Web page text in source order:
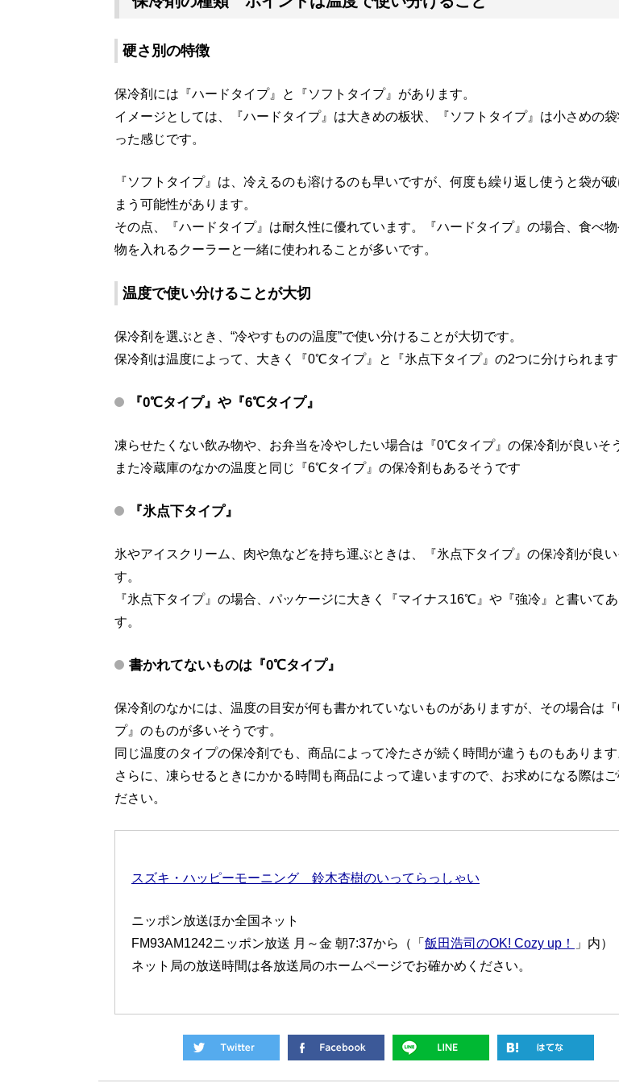
硬さ別の特徴
保冷剤には『ハードタイプ』と『ソフトタイプ』があります。
イメージとしては、『ハードタイプ』は大きめの板状、『ソフトタイプ』は小さめの
った感じです。
『ソフトタイプ』は、冷えるのも溶けるのも早いですが、何度も繰り返し使うと袋が
まう可能性があります。
その点、『ハードタイプ』は耐久性に優れています。『ハードタイプ』の場合、食べ
物を入れるクーラーと一緒に使われることが多いです。
温度で使い分けることが大切
保冷剤を選ぶとき、“冷やすものの温度”で使い分けることが大切です。
保冷剤は温度によって、大きく『0℃タイプ』と『氷点下タイプ』の2つに分けられます
『0℃タイプ』や『6℃タイプ』
凍らせたくない飲み物や、お弁当を冷やしたい場合は『0℃タイプ』の保冷剤が良いそ
また冷蔵庫のなかの温度と同じ『6℃タイプ』の保冷剤もあるそうです
『氷点下タイプ』
氷やアイスクリーム、肉や魚などを持ち運ぶときは、『氷点下タイプ』の保冷剤が良
す。
『氷点下タイプ』の場合、パッケージに大きく『マイナス16℃』や『強冷』と書いてあ
す。
書かれてないものは『0℃タイプ』
保冷剤のなかには、温度の目安が何も書かれていないものがありますが、その場合は
プ』のものが多いそうです。
同じ温度のタイプの保冷剤でも、商品によって冷たさが続く時間が違うものもあります
さらに、凍らせるときにかかる時間も商品によって違いますので、お求めになる際はご
ださい。
スズキ・ハッピーモーニング 鈴木杏樹のいってらっしゃい
ニッポン放送ほか全国ネット
FM93AM1242ニッポン放送 月～金 朝7:37から（「 飯田浩司のOK! Cozy up！
」内）
ネット局の放送時間は各放送局のホームページでお確かめください。